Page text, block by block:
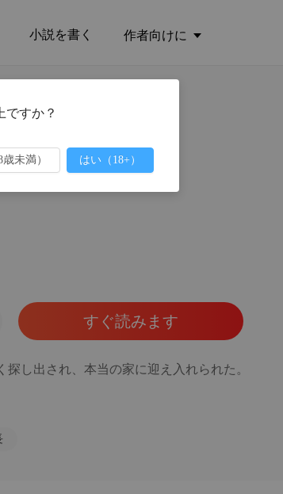
小説を書く 作者向けに
い
すぐ読みます
し出され、本当の家に迎え入れられた。
第2章
五年間の欺瞞、一生の報い
ですか？
未満） はい（18+）